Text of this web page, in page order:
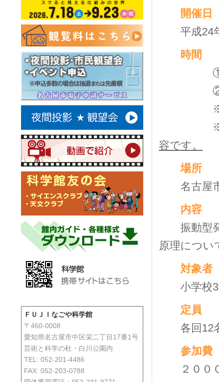
開催
平成24年
時間
① 午前
② 午後
※①・②
容です。
場
名古屋市
内
振動型発
原理につい
対象
小学校3
定
各回12名
参加
２０００
ＦＵＪＩなごや科学館
〒460-0008
愛知県名古屋市中区栄二丁目17番1号
芸術と科学の杜・白川公園内
TEL: 052-201-4486
FAX: 052-203-0788